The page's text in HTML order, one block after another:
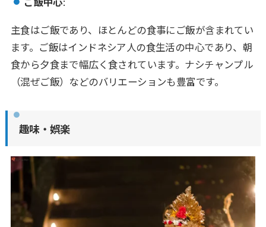
主食はご飯であり、ほとんどの食事にご飯が含まれてい
ます。ご飯はインドネシア人の食生活の中心であり、朝
食から夕食まで幅広く食されています。ナシチャンプル
（混ぜご飯）などのバリエーションも豊富です。
趣味・娯楽